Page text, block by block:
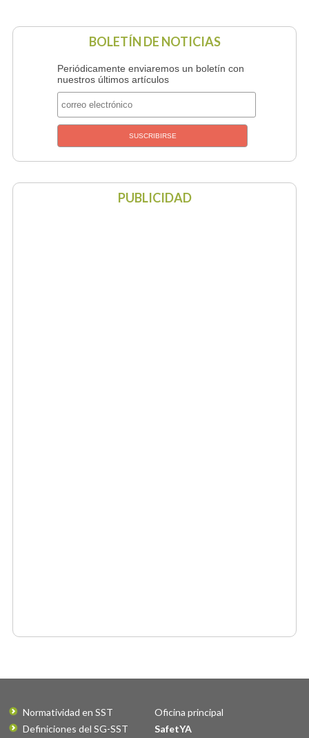
BOLETÍN DE NOTICIAS
Periódicamente enviaremos un boletín con
nuestros últimos artículos
PUBLICIDAD
Normatividad en SST
Definiciones del SG-SST
Oficina principal
SafetYA